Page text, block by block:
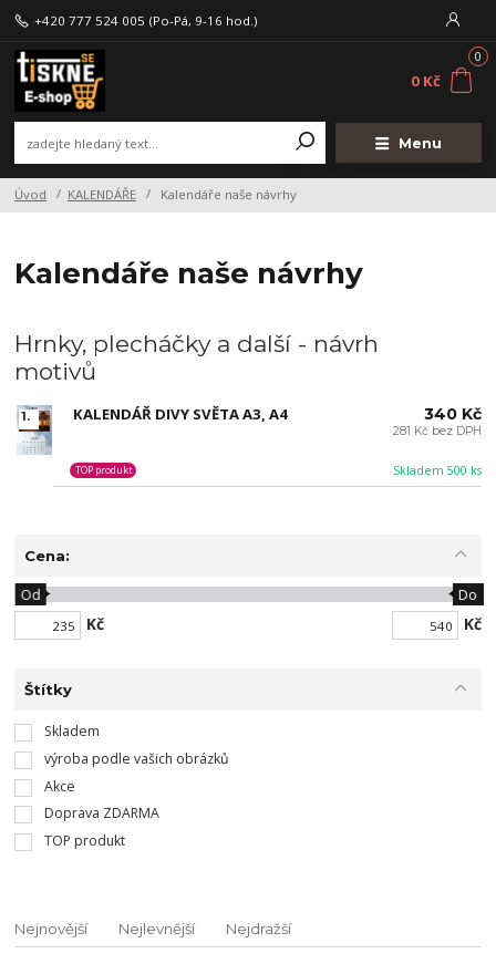
Menu
+420 777 524 005 (Po-Pá, 9-16 hod.)
0
0 Kč
Úvod KALENDÁŘE Kalendáře naše návrhy
Kalendáře naše návrhy
Hrnky, plecháčky a další - návrh
motivů
1. KALENDÁŘ DIVY SVĚTA A3, A4
Skladem 500 ks
TOP produkt
340 Kč
281 Kč bez DPH
Cena:
Kč
Od Do
Kč
Štítky
Skladem
výroba podle vašich obrázků
Akce
Doprava ZDARMA
TOP produkt
Nejnovější Nejlevnější Nejdražší